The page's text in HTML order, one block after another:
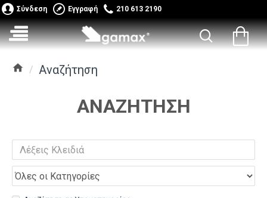
Σύνδεση Εγγραφή 210 613 2190
Αναζήτηση
ΑΝΑΖΉΤΗΣΗ